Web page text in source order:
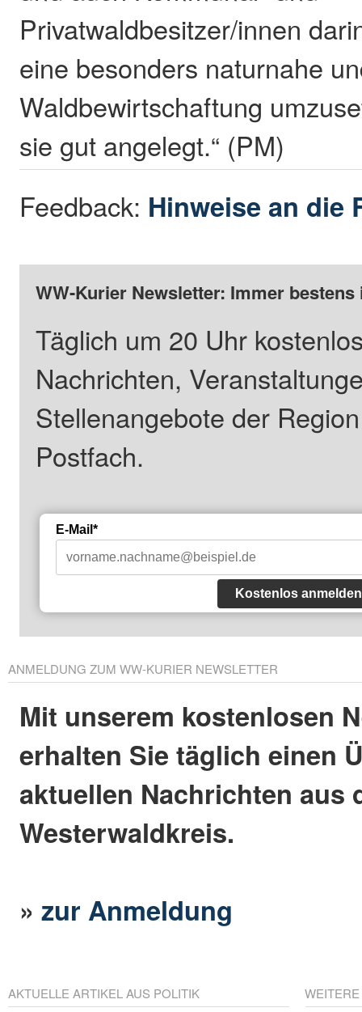
Privatwaldbesitzer/innen
eine besonders naturnahe
Waldbewirtschaftung
sie gut angelegt.“ (PM)
Feedback: Hinweise an die
WW-Kurier Newsletter: Immer
Täglich um 20 Uhr
Nachrichten,
Stellenangebote der
Postfach.
E-Mail*
Kostenlos anmelden
ANMELDUNG ZUM WW-KURIER NEWSLETTER
Mit unserem kostenlosen
erhalten Sie täglich einen
aktuellen Nachrichten aus
Westerwaldkreis.
»zur Anmeldung
AKTUELLE ARTIKEL AUS POLITIK